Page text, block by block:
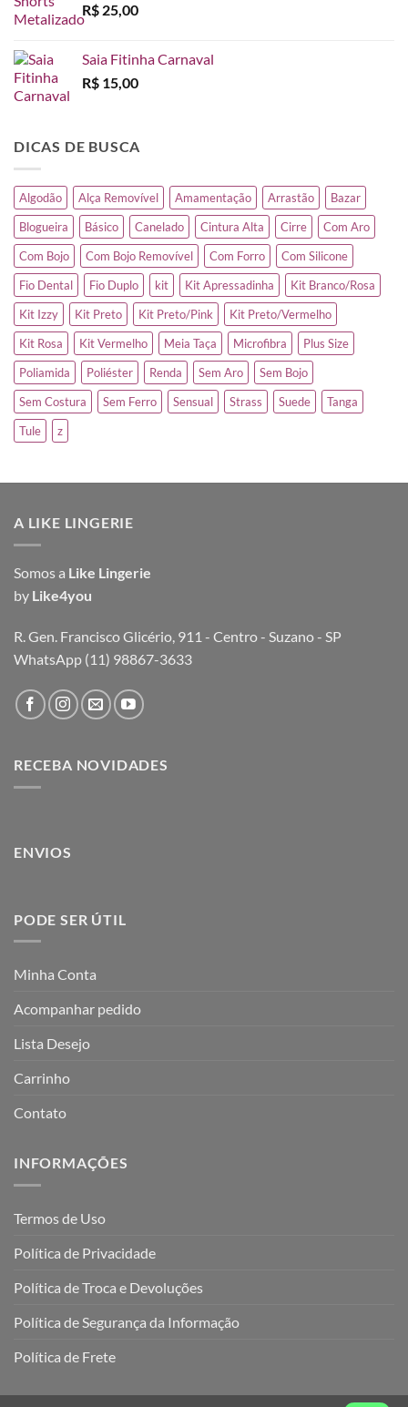
R$ 25,00
Saia Fitinha Carnaval
R$ 15,00
DICAS DE BUSCA
Algodão Alça Removível Amamentação Arrastão
Bazar
Blogueira
Básico Canelado Cintura Alta Cirre
Com Aro
Com Bojo
Com Bojo Removível Com Forro
Com Silicone
Fio Dental
Fio Duplo kit Kit Apressadinha
Kit Branco/Rosa
Kit Izzy
Kit Preto Kit Preto/Pink
Kit Preto/Vermelho
Kit Rosa
Kit Vermelho Meia Taça Microfibra
Plus Size
Poliamida
Poliéster Renda Sem Aro
Sem Bojo
Sem Costura
Sem Ferro Sensual Strass Suede
Tanga
Tule
z
A LIKE LINGERIE
Somos a Like Lingerie
by Like4you
R. Gen. Francisco Glicério, 911 - Centro - Suzano - SP
WhatsApp (11) 98867-3633
RECEBA NOVIDADES
ENVIOS
PODE SER ÚTIL
Minha Conta
Acompanhar pedido
Lista Desejo
Carrinho
Contato
INFORMAÇÕES
Termos de Uso
Política de Privacidade
Política de Troca e Devoluções
Política de Segurança da Informação
Política de Frete